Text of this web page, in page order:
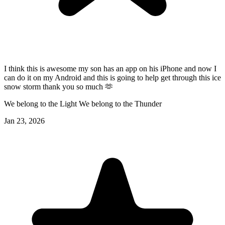
I think this is awesome my son has an app on his iPhone and now I
can do it on my Android and this is going to help get through this ice
snow storm thank you so much 🫶
We belong to the Light We belong to the Thunder
Jan 23, 2026